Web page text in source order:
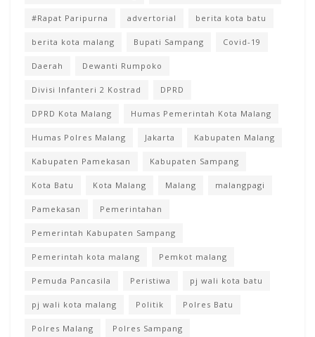
#Rapat Paripurna advertorial berita kota batu
berita kota malang Bupati Sampang Covid-19
Daerah Dewanti Rumpoko
Divisi Infanteri 2 Kostrad DPRD
DPRD Kota Malang Humas Pemerintah Kota Malang
Humas Polres Malang Jakarta Kabupaten Malang
Kabupaten Pamekasan Kabupaten Sampang
Kota Batu Kota Malang Malang malangpagi
Pamekasan Pemerintahan
Pemerintah Kabupaten Sampang
Pemerintah kota malang Pemkot malang
Pemuda Pancasila Peristiwa pj wali kota batu
pj wali kota malang Politik Polres Batu
Polres Malang Polres Sampang